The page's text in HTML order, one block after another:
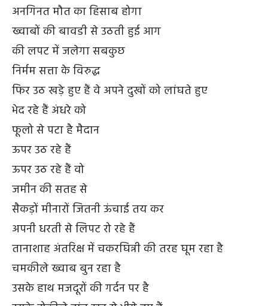
अनगिनत मौत का हिसाब होगा
ख्वाबों की बावडी से उठती हुई आग
की लपट में जलेगा सबकुछ
निर्मम सत्ता के विरुद्ध
फिर उठ खड़े हुए हैं वे अपने दुखों को लांघते हुए
भेद रहे हैं अंधरे को
फूलो से पटा है मैदान
ऊपर उठ रहे हैं
ऊपर उठ रहे हैं वो
जमीन की सतह से
सैकड़ों मीनारों जितनी ऊंचाई तय कर
अपनी धरती से लिपट रो रहे हैं
तानाशाह अंतरिक्ष में चकरघिन्नी की तरह घूम रहा है
चमकीले ख्वाब बुन रहा है
उसके हाथ मजदूरों की गर्दन पर है